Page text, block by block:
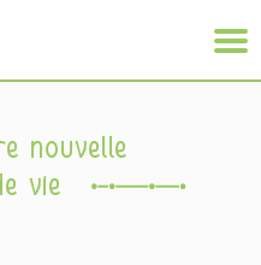
nouvelle
vie